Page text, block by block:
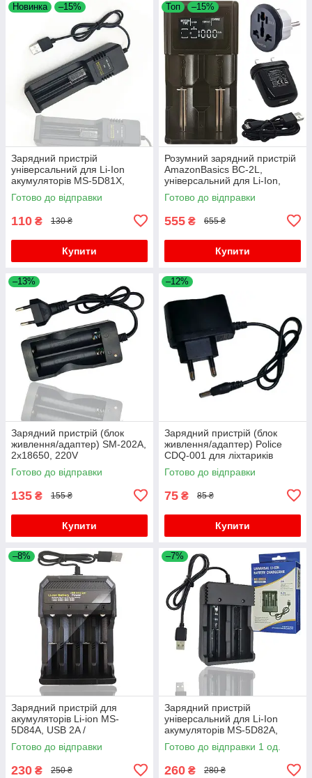
Новинка –15%
Зарядний пристрій
універсальний для Li-Ion
акумуляторів MS-5D81X,
1х14500,16430,18650, 26650
Готово до відправки
110 ₴ 130 ₴
Купити
Топ –15%
Розумний зарядний пристрій
AmazonBasics BC-2L,
універсальний для Li-Ion,
LiFePo4, IMR, Ni-MH, Ni-Cd
акумуляторів
Готово до відправки
555 ₴ 655 ₴
Купити
–13%
Зарядний пристрій (блок
живлення/адаптер) SM-202A,
2х18650, 220V
Готово до відправки
135 ₴ 155 ₴
Купити
–12%
Зарядний пристрій (блок
живлення/адаптер) Police
CDQ-001 для ліхтариків
Police/X-Balog/Інших
Готово до відправки
75 ₴ 85 ₴
Купити
–8%
Зарядний пристрій для
акумуляторів Li-ion MS-
5D84A, USB 2A /
Універсальна зарядка для
батарей
Готово до відправки
230 ₴ 250 ₴
–7%
Зарядний пристрій
універсальний для Li-Ion
акумуляторів MS-5D82A,
2х14500,16430,18650, 26650
Готово до відправки 1 од.
260 ₴ 280 ₴